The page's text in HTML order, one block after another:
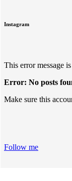
Instagram
This error message
Error: No posts
Make sure this
Follow me